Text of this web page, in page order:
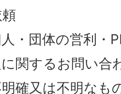
・団体の営利・
関するお問い合
確又は不明なも